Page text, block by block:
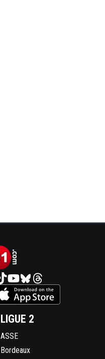
LIGUE 2
ASSE
Bordeaux